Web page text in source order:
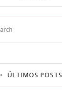
ÚLTIMOS POSTS